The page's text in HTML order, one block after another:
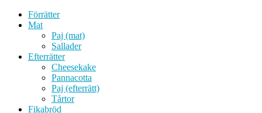
Förrätter
Mat
Paj (mat)
Sallader
Efterrätter
Cheesekake
Pannacotta
Paj (efterrätt)
Tårtor
Fikabröd